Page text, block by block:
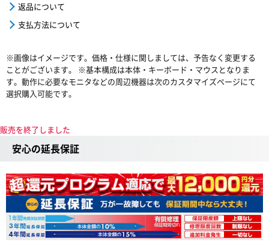
返品について
支払方法について
※画像はイメージです。価格・仕様に関しましては、予告なく変更する
ことがございます。 ※基本構成は本体・キーボード・マウスとなりま
す。動作に必要なモニタなどの周辺機器は次のカスタマイズページにて
選択購入可能です。
販売を終了しました
安心の延長保証